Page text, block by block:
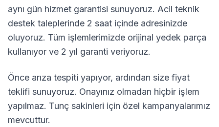
aynı gün hizmet garantisi sunuyoruz. Acil teknik
destek taleplerinde 2 saat içinde adresinizde
oluyoruz. Tüm işlemlerimizde orijinal yedek parça
kullanıyor ve 2 yıl garanti veriyoruz.
Önce arıza tespiti yapıyor, ardından size fiyat
teklifi sunuyoruz. Onayınız olmadan hiçbir işlem
yapılmaz. Tunç sakinleri için özel kampanyalarımız
mevcuttur.